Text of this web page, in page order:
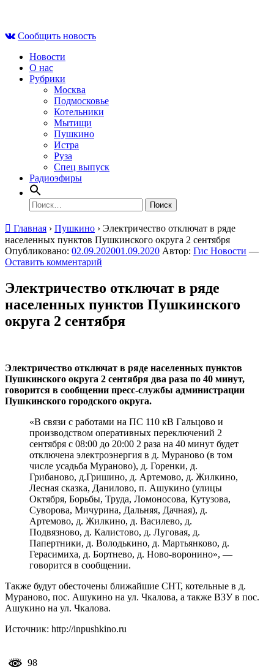
contentСообщить новость
Новости
О нас
Рубрики
Москва
Подмосковье
Котельники
Мытищи
Пушкино
Истра
Руза
Спец выпуск
Радиоэфиры
Найти:
Главная › Пушкино › Электричество отключат в ряде
населенных пунктов Пушкинского округа 2 сентября
Опубликовано: 02.09.202001.09.2020 Автор: Гис Новости —
Оставить комментарий
Электричество отключат в ряде
населенных пунктов Пушкинского
округа 2 сентября
Электричество отключат в ряде населенных пунктов
Пушкинского округа 2 сентября два раза по 40 минут,
говорится в сообщении пресс-службы администрации
Пушкинского городского округа.
«В связи с работами на ПС 110 кВ Гальцово и
производством оперативных переключений 2
сентября с 08:00 до 20:00 2 раза на 40 минут будет
отключена электроэнергия в д. Мураново (в том
числе усадьба Мураново), д. Горенки, д.
Грибаново, д.Гришино, д. Артемово, д. Жилкино,
Лесная сказка, Данилово, п. Ашукино (улицы
Октября, Борьбы, Труда, Ломоносова, Кутузова,
Суворова, Мичурина, Дальняя, Дачная), д.
Артемово, д. Жилкино, д. Василево, д.
Подвязново, д. Калистово, д. Луговая, д.
Папертники, д. Володькино, д. Мартьянково, д.
Герасимиха, д. Бортнево, д. Ново-воронино», —
говорится в сообщении.
Также будут обесточены ближайшие СНТ, котельные в д.
Мураново, пос. Ашукино на ул. Чкалова, а также ВЗУ в пос.
Ашукино на ул. Чкалова.
Источник: http://inpushkino.ru
98